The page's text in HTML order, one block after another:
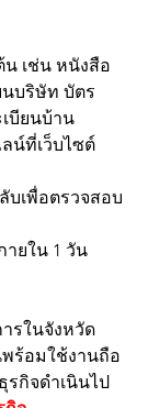
น เช่น หนังสือ
นบริษัท บัตร
บียนบ้าน
น์ที่เว็บไซต์
บเพื่อตรวจสอบ
ายใน 1 วัน
ร้อมใช้งานถือ
กิจดำเนินไป